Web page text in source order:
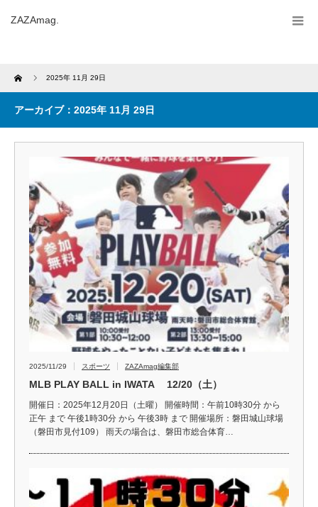
ZAZAmag.
Home 2025年 11月 29日
アーカイブ：2025年 11月 29日
2025/11/29 スポーツ ZAZAmag編集部
MLB PLAY BALL in IWATA 12/20（土）
開催日：2025年12月20日（土曜） 開催時間：午前10時30分 から
正午 まで 午後1時30分 から 午後3時 まで 開催場所：磐田城山球場
（磐田市見付109） 雨天の場合は、磐田市総合体育…